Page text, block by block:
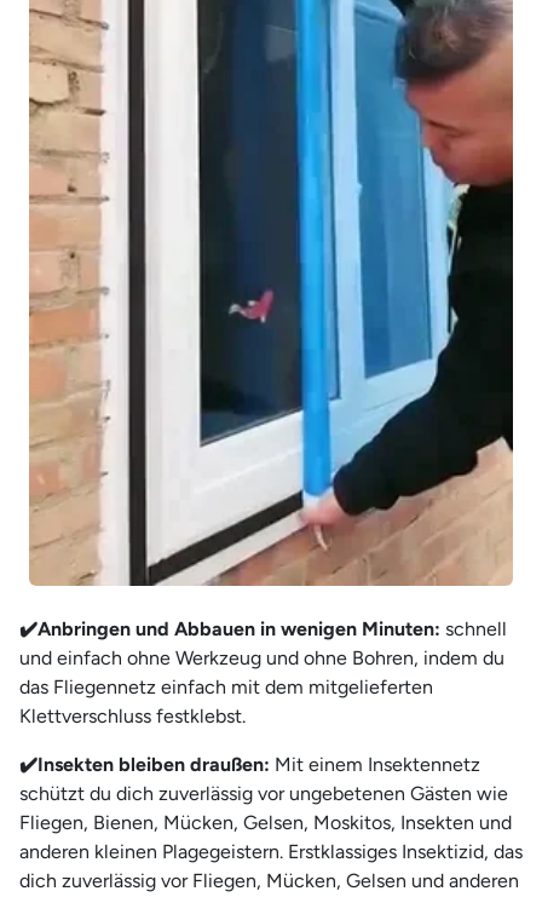
✔️Anbringen und Abbauen in wenigen Minuten: schnell
und einfach ohne Werkzeug und ohne Bohren, indem du
das Fliegennetz einfach mit dem mitgelieferten
Klettverschluss festklebst.
✔️Insekten bleiben draußen: Mit einem Insektennetz
schützt du dich zuverlässig vor ungebetenen Gästen wie
Fliegen, Bienen, Mücken, Gelsen, Moskitos, Insekten und
anderen kleinen Plagegeistern. Erstklassiges Insektizid, das
dich zuverlässig vor Fliegen, Mücken, Gelsen und anderen